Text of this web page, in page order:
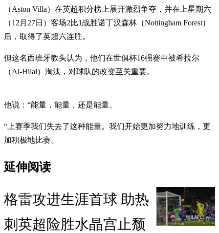
（Aston Villa）在英超积分榜上展开激烈争夺，并在上星期六
（12月27日）客场2比1战胜诺丁汉森林（Nottingham Forest）
后，取得了英超六连胜。
但这名西班牙教头认为，他们在世俱杯16强赛中被希拉尔
（Al-Hilal）淘汰，对球队的改变至关重要。
他说：“能量，能量，还是能量。
“上赛季我们失去了这种能量。我们开始更加努力地训练，更
加积极地比赛。
延伸阅读
格雷攻进生涯首球 助热
刺英超险胜水晶宫止颓